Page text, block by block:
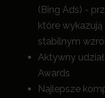
(Bing Ads) -
które
stabilnym
Aktywny
Awards
Najlepsze